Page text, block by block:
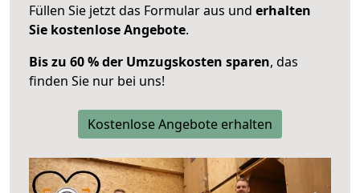
Füllen Sie jetzt das Formular aus und erhalten
Sie kostenlose Angebote.
Bis zu 60 % der Umzugskosten sparen, das
finden Sie nur bei uns!
Kostenlose Angebote erhalten